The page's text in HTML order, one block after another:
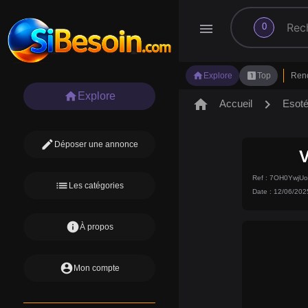
menu 0
search
home Explore looks_oneTop
home Explore
edit Déposer une annonce
list Les catégories
infoÀ propos
account_circle Mon compte
home Accueil chevron_right
Ref :
Date : 12/06/